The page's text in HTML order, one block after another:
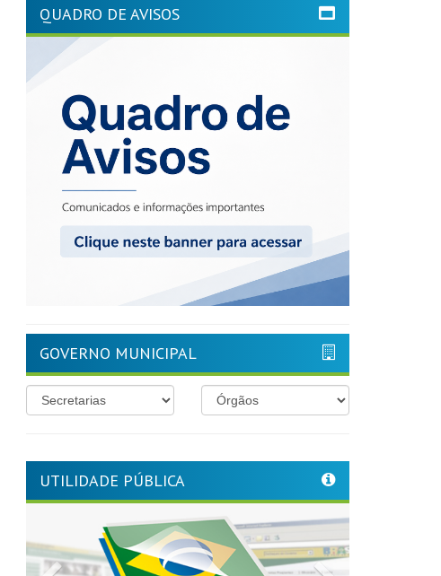
QUADRO DE AVISOS
GOVERNO MUNICIPAL
UTILIDADE PÚBLICA